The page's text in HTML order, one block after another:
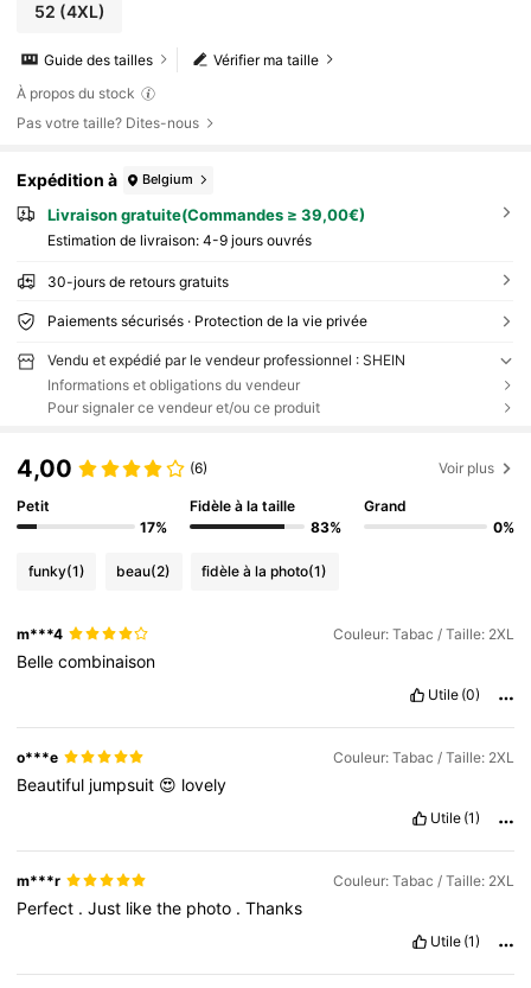
52 (4XL)
Vérifier ma taille
Guide des tailles
À propos du stock
Pas votre taille? Dites-nous
Expédition à Belgium
Livraison gratuite(Commandes ≥ 39,00€)
Estimation de livraison: 4-9 jours ouvrés
30-jours de retours gratuits
Paiements sécurisés · Protection de la vie privée
Vendu et expédié par le vendeur professionnel : SHEIN
Informations et obligations du vendeur
Pour signaler ce vendeur et/ou ce produit
4,00 (6) Voir plus
Petit
17%
Fidèle à la taille
83%
Grand
0%
funky(1) beau(2) fidèle à la photo(1)
m***4 Couleur: Tabac / Taille: 2XL
Bellecombinaison
Utile (0)
o***e Couleur: Tabac / Taille: 2XL
Beautiful jumpsuit 😍 lovely
Utile (1)
m***r Couleur: Tabac / Taille: 2XL
Perfect .Just likethe photo .Thanks
Utile (1)